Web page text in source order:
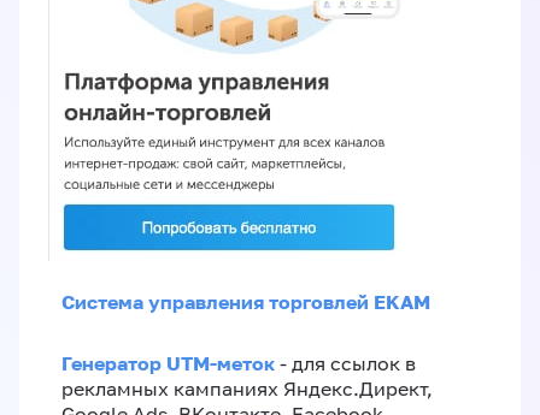
Система управления торговлей EKAM
Генератор UTM-меток - для ссылок в
рекламных кампаниях Яндекс.Директ,